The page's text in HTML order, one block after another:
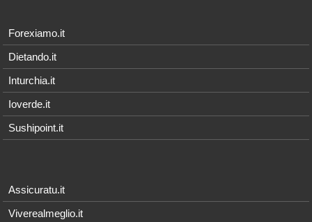
Forexiamo.it
Dietando.it
Inturchia.it
Ioverde.it
Sushipoint.it
Assicuratu.it
Viverealmeglio.it